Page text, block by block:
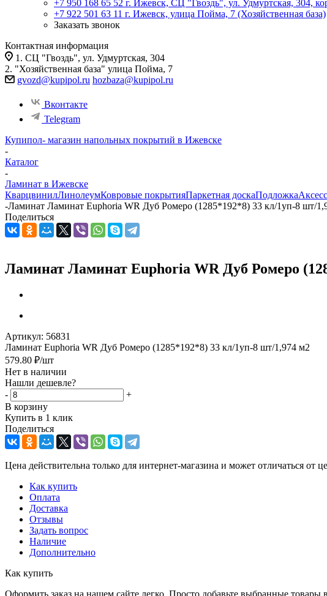
+7 950 168 65 52 г. Ижевск, СЦ "Гвоздь", ул. Удмуртская, 304,
+7 922 501 63 11 г. Ижевск, улица Пойма, 7 (Хозяйственная база)
Заказать звонок
Контактная информация
1. СЦ "Гвоздь", ул. Удмуртская, 304
2. "Хозяйственная база" улица Пойма, 7
gvozd@kupipol.ru hozbaza@kupipol.ru
Вконтакте
Telegram
Купипол- магазин напольных покрытий в Ижевске
-
Каталог
-
Ламинат в Ижевске
КварцвинилЛинолеумКовровые покрытияПаркетная доскаПодложка
-Ламинат Ламинат Euphoria WR Дуб Ромеро (1285*192*8) 33 кл/1уп-8 шт/
Поделиться
Ламинат Ламинат Euphoria WR Дуб Ромеро
Артикул: 56831
Ламинат Euphoria WR Дуб Ромеро (1285*192*8) 33 кл/1уп-8 шт/1,974 м2
579.80 ₽/шт
Нет в наличии
Нашли дешевле?
-
+
В корзину
Купить в 1 клик
Поделиться
Цена действительна только для интернет-магазина и может отличаться от
Как купить
Оплата
Доставка
Отзывы
Задать вопрос
Наличие
Дополнительно
Как купить
Оформить заказ на нашем сайте легко. Просто добавьте выбранные